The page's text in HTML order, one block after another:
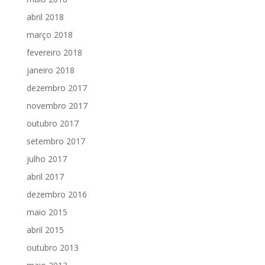
abril 2018
março 2018
fevereiro 2018
janeiro 2018
dezembro 2017
novembro 2017
outubro 2017
setembro 2017
julho 2017
abril 2017
dezembro 2016
maio 2015
abril 2015
outubro 2013